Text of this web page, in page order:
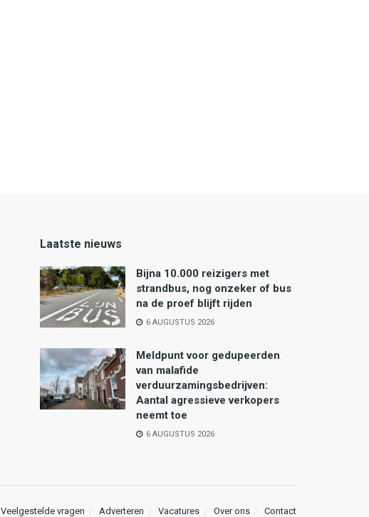
Laatste nieuws
Bijna 10.000 reizigers met
strandbus, nog onzeker of bus
na de proef blijft rijden
6 AUGUSTUS 2026
Meldpunt voor gedupeerden
van malafide
verduurzamingsbedrijven:
Aantal agressieve verkopers
neemt toe
6 AUGUSTUS 2026
Veelgestelde vragen Adverteren Vacatures Over ons Contact